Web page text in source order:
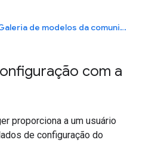
Enviar modelos para a Galeria de modelos da comunidade
com a
proporciona a um usuário
de configuração do